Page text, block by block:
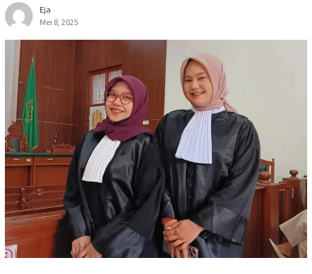
Eja
Mei 8, 2025